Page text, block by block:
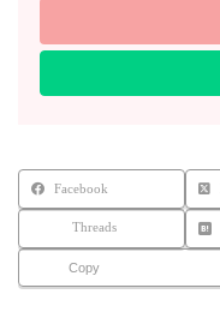
Facebook
Threads
Copy